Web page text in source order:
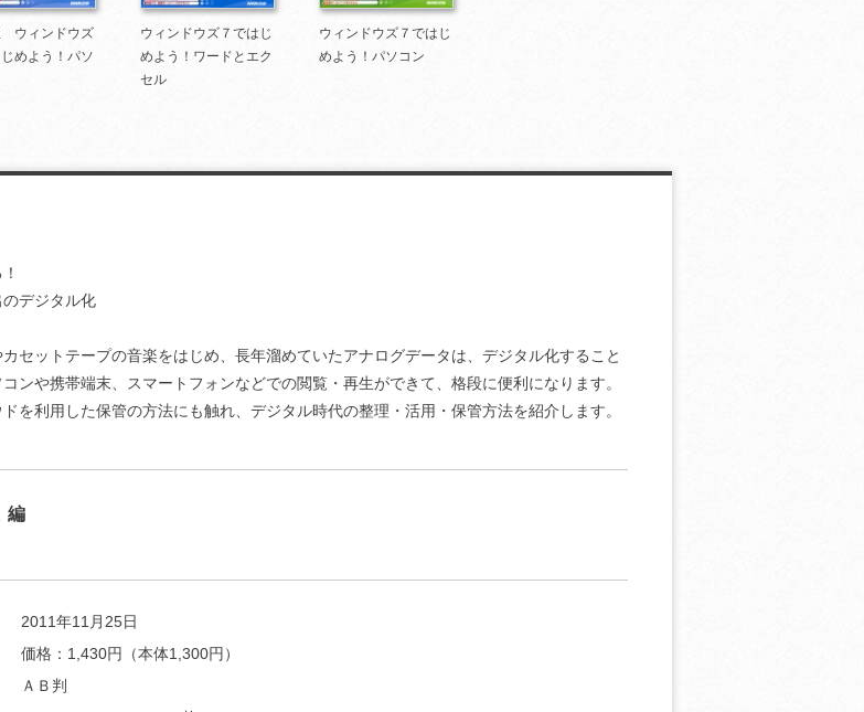
ウィンドウズ
じめよう！パソ
ウィンドウズ７ではじ
めよう！ワードとエク
セル
ウィンドウズ７ではじ
めよう！パソコン
デジタル化
セットテープの音楽をはじめ、長年溜めていたアナログデータは、デジタル化すること
ンや携帯端末、スマートフォンなどでの閲覧・再生ができて、格段に便利になります。
を利用した保管の方法にも触れ、デジタル時代の整理・活用・保管方法を紹介します。
編
2011年11月25日
価格： 1,430円（本体1,300円）
ＡＢ判